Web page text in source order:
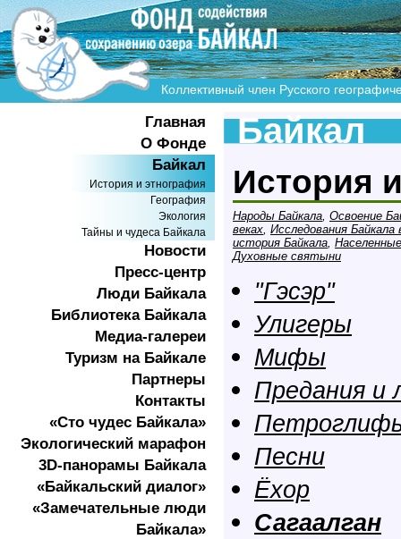
Коллективный член Русского
Главная
О Фонде
Байкал
История и этнография
География
Экология
Тайны и чудеса Байкала
Новости
Пресс-центр
Люди Байкала
Библиотека Байкала
Медиа-галереи
Туризм на Байкале
Партнеры
Контакты
«Сто чудес Байкала»
Экологичеcкий марафон
3D-панорамы Байкала
«Байкальский диалог»
«Замечательные люди
Байкала»
Байкал
История
Народы Байкала Освоение
веках Исследования Байкала
история Байкала
Духовные святыни
"Гэсэр"
Улигеры
Мифы
Предания и
Песни
Ёхор
Сагаалган